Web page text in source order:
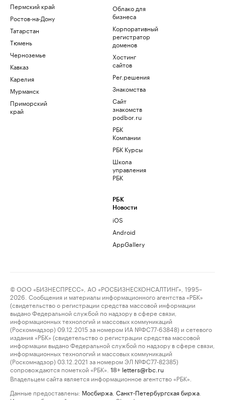
Пермский край
Ростов-на-Дону
Татарстан
Тюмень
Черноземье
Кавказ
Карелия
Мурманск
Приморский
край
Облако для
бизнеса
Корпоративный
регистратор
доменов
Хостинг
сайтов
Рег.решения
Знакомства
Сайт
знакомств
podbor.ru
РБК
Компании
РБК Курсы
Школа
управления
РБК
РБК
Новости
iOS
Android
AppGallery
© ООО «БИЗНЕСПРЕСС», АО «РОСБИЗНЕСКОНСАЛТИНГ», 1995–
2026. Сообщения и материалы информационного агентства «РБК»
(свидетельство о регистрации средства массовой информации
выдано Федеральной службой по надзору в сфере связи,
информационных технологий и массовых коммуникаций
(Роскомнадзор) 09.12.2015 за номером ИА №ФС77-63848) и сетевого
издания «РБК» (свидетельство о регистрации средства массовой
информации выдано Федеральной службой по надзору в сфере связи,
информационных технологий и массовых коммуникаций
(Роскомнадзор) 03.12.2021 за номером ЭЛ №ФС77-82385)
сопровождаются пометкой «РБК».
18+ letters@rbc.ru
Владельцем сайта является информационное агентство «РБК».
Данные предоставлены: Мосбиржа Санкт-Петербургская биржа